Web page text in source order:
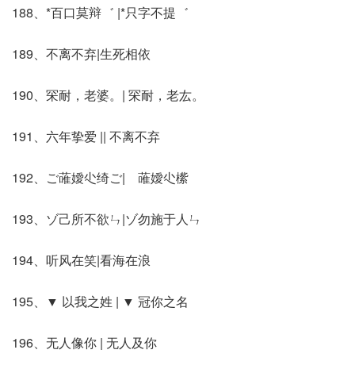
188、*百口莫辩゛ |*只字不提゛
189、不离不弃|生死相依
190、罙耐，老婆。| 罙耐，老厷。
191、六年挚爱 || 不离不弃
192、ご蓶嬡尐绮ご|ゞ蓶嬡尐橴ゞ
193、ゾ己所不欲ㄣ|ゾ勿施于人ㄣ
194、听风在笑|看海在浪
195、▼ 以我之姓 | ▼ 冠你之名
196、无人像你 | 无人及你